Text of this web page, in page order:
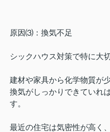
原因⑶：換気不足
シックハウス対策で特に大
建材や家具から化学物質が
換気がしっかりできていれ
す。
最近の住宅は気密性が高く、